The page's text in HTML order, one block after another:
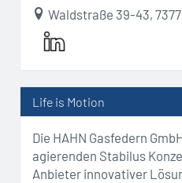
Waldstraße 39-43,
Life is Motion
Die HAHN Gasfedern
agierenden Stabilus
Anbieter innovativer